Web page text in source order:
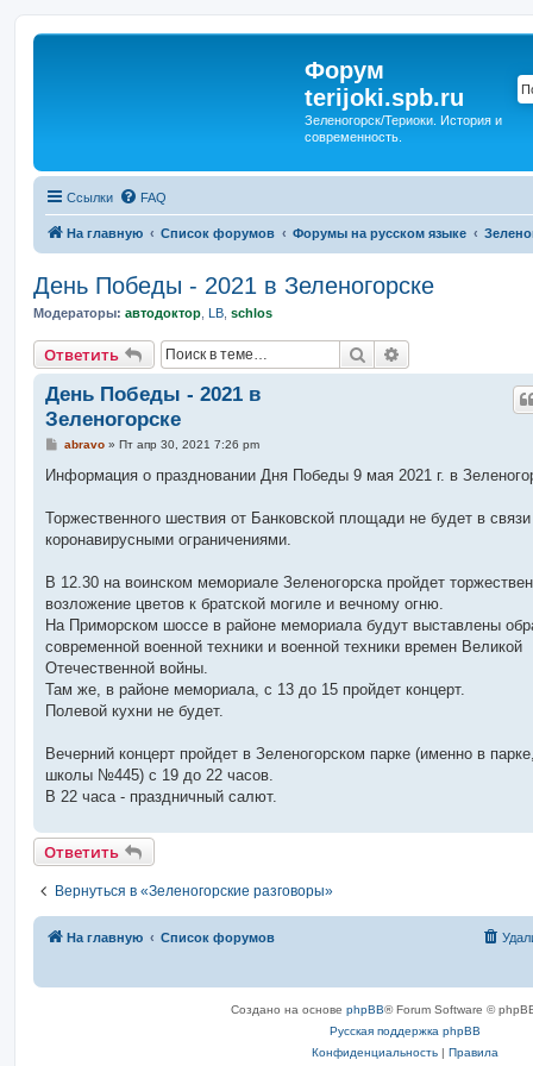
Форум
terijoki.spb.ru
Зеленогорск/Териоки. История и
современность.
Ссылки FAQ
На главную Список форумов Форумы на русском языке
День Победы - 2021 в Зеленогорске
Модераторы: автодоктор LB schlos
Ответить Поиск
День Победы - 2021 в
Зеленогорске
С
о
е
н
и
abravo» Пт апр 30, 2021 7:26 pm
Информация о праздновании Дня Победы 9 мая 2021 г. в
Торжественного шествия от Банковской площади не будет в
коронавирусными ограничениями.
В 12.30 на воинском мемориале Зеленогорска пройдет
возложение цветов к братской могиле и вечному огню.
На Приморском шоссе в районе мемориала будут выставлены
современной военной техники и военной техники времен Великой
Отечественной войны.
Там же, в районе мемориала, с 13 до 15 пройдет концерт.
Полевой кухни не будет.
Вечерний концерт пройдет в Зеленогорском парке (именно в
школы №445) с 19 до 22 часов.
В 22 часа - праздничный салют.
Ответить
Вернуться в «Зеленогорские разговоры»
На главную Список форумов
Создано на основе phpBB® Forum Software ©
Русская поддержка phpBB
Конфиденциальность | Правила